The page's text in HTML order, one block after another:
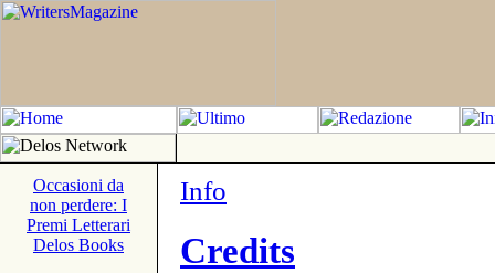
Occasioni da
non perdere: I
Premi Letterari
Delos Books
Info
Credits